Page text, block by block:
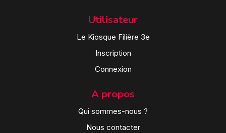
Utilisateur
Le Kiosque Filière 3e
Inscription
Connexion
A propos
Qui sommes-nous ?
Nous contacter